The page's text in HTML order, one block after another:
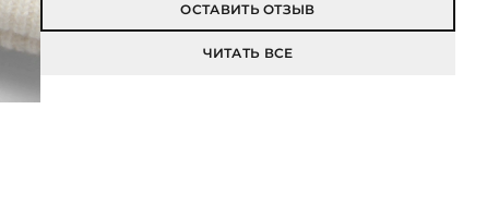
ОСТАВИТЬ ОТЗЫВ
ЧИТАТЬ ВСЕ